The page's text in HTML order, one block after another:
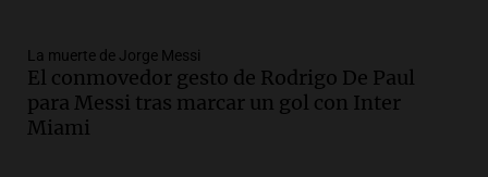
Episodios
Audio.Ley de Propiedad Privada: el revés
en el Congreso expuso una debilidad
comunicacional del Gobierno
La muerte de Jorge Messi
El conmovedor gesto de Rodrigo De Paul
para Messi tras marcar un gol con Inter
Miami